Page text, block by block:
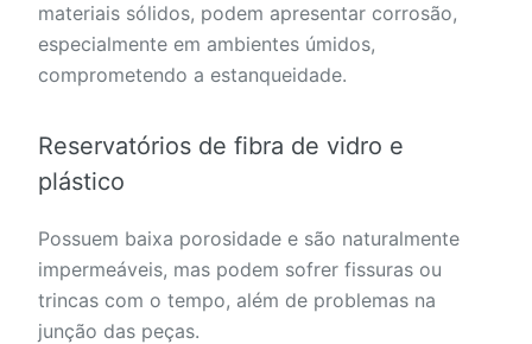
materiais sólidos, podem apresentar corrosão,
especialmente em ambientes úmidos,
comprometendo a estanqueidade.
Reservatórios de fibra de vidro e
plástico
Possuem baixa porosidade e são naturalmente
impermeáveis, mas podem sofrer fissuras ou
trincas com o tempo, além de problemas na
junção das peças.